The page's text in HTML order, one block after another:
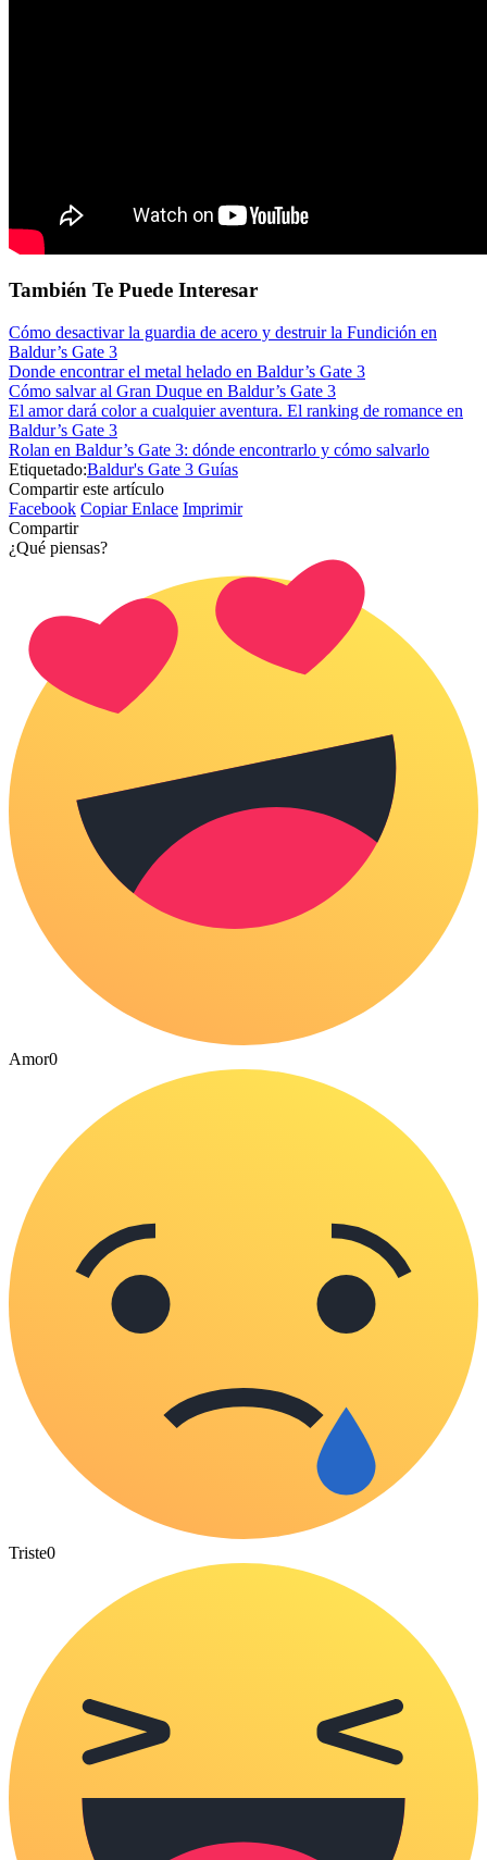
También Te Puede Interesar
Cómo desactivar la guardia de acero y destruir la Fundición en
Baldur’s Gate 3
Donde encontrar el metal helado en Baldur’s Gate 3
Cómo salvar al Gran Duque en Baldur’s Gate 3
El amor dará color a cualquier aventura. El ranking de romance en
Baldur’s Gate 3
Rolan en Baldur’s Gate 3: dónde encontrarlo y cómo salvarlo
Etiquetado:Baldur's Gate 3 Guías
Compartir este artículo
Facebook Copiar Enlace Imprimir
Compartir
¿Qué piensas?
Amor0
Triste0